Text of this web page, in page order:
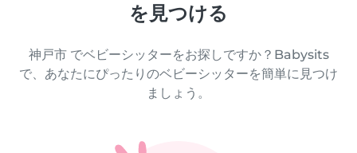
を見つける
神戸市 でベビーシッターをお探しですか？Babysits
で、あなたにぴったりのベビーシッターを簡単に見つけ
ましょう。